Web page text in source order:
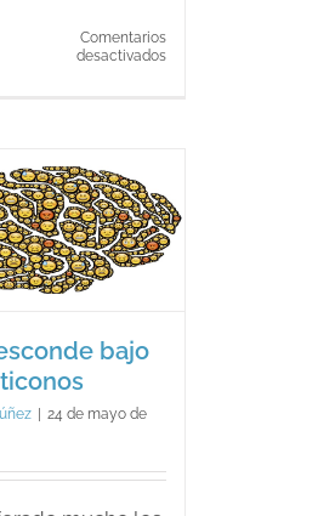
Comentarios
desactivadosen
autismo?
bajo
24 de mayo de